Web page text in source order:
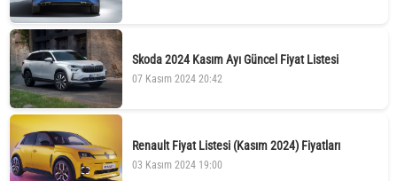
Skoda 2024 Kasım Ayı Güncel Fiyat Listesi
07 Kasım 2024 20:42
Renault Fiyat Listesi (Kasım 2024) Fiyatları
03 Kasım 2024 19:00